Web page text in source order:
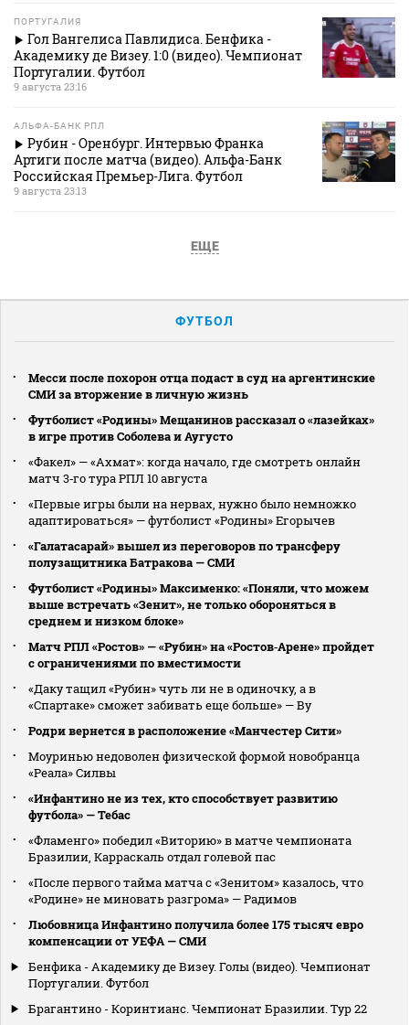
ПОРТУГАЛИЯ
Гол Вангелиса Павлидиса. Бенфика -
Академику де Визеу. 1:0 (видео). Чемпионат
Португалии. Футбол
9 августа 23:16
АЛЬФА-БАНК РПЛ
Рубин - Оренбург. Интервью Франка
Артиги после матча (видео). Альфа-Банк
Российская Премьер-Лига. Футбол
9 августа 23:13
ЕЩЕ
ФУТБОЛ
Месси после похорон отца подаст в суд на аргентинские
СМИ за вторжение в личную жизнь
Футболист «Родины» Мещанинов рассказал о «лазейках»
в игре против Соболева и Аугусто
«Факел» — «Ахмат»: когда начало, где смотреть онлайн
матч 3‑го тура РПЛ 10 августа
«Первые игры были на нервах, нужно было немножко
адаптироваться» — футболист «Родины» Егорычев
«Галатасарай» вышел из переговоров по трансферу
полузащитника Батракова — СМИ
Футболист «Родины» Максименко: «Поняли, что можем
выше встречать «Зенит», не только обороняться в
среднем и низком блоке»
Матч РПЛ «Ростов» — «Рубин» на «Ростов‑Арене» пройдет
с ограничениями по вместимости
«Даку тащил «Рубин» чуть ли не в одиночку, а в
«Спартаке» сможет забивать еще больше» — Ву
Родри вернется в расположение «Манчестер Сити»
Моуринью недоволен физической формой новобранца
«Реала» Силвы
«Инфантино не из тех, кто способствует развитию
футбола» — Тебас
«Фламенго» победил «Виторию» в матче чемпионата
Бразилии, Карраскаль отдал голевой пас
«После первого тайма матча с «Зенитом» казалось, что
«Родине» не миновать разгрома» — Радимов
Любовница Инфантино получила более 175 тысяч евро
компенсации от УЕФА — СМИ
Бенфика - Академику де Визеу. Голы (видео). Чемпионат
Португалии. Футбол
Брагантино - Коринтианс. Чемпионат Бразилии. Тур 22